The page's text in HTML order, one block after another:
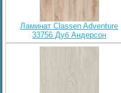
Ламинат Classen Adventure
33756 Дуб Андерсон